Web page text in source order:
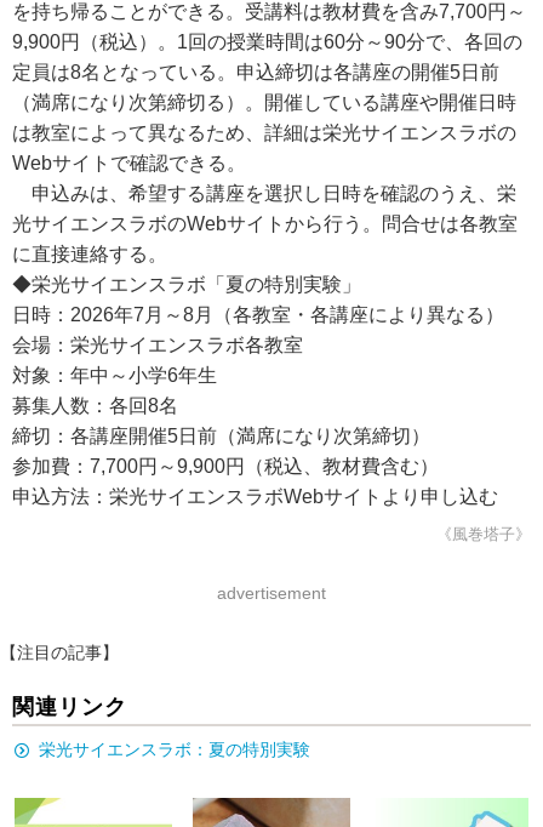
を持ち帰ることができる。受講料は教材費を含み7,700円～
9,900円（税込）。1回の授業時間は60分～90分で、各回の
定員は8名となっている。申込締切は各講座の開催5日前
（満席になり次第締切る）。開催している講座や開催日時
は教室によって異なるため、詳細は栄光サイエンスラボの
Webサイトで確認できる。
申込みは、希望する講座を選択し日時を確認のうえ、栄
光サイエンスラボのWebサイトから行う。問合せは各教室
に直接連絡する。
◆栄光サイエンスラボ「夏の特別実験」
日時：2026年7月～8月（各教室・各講座により異なる）
会場：栄光サイエンスラボ各教室
対象：年中～小学6年生
募集人数：各回8名
締切：各講座開催5日前（満席になり次第締切）
参加費：7,700円～9,900円（税込、教材費含む）
申込方法：栄光サイエンスラボWebサイトより申し込む
《風巻塔子》
advertisement
【注目の記事】
関連リンク
栄光サイエンスラボ：夏の特別実験